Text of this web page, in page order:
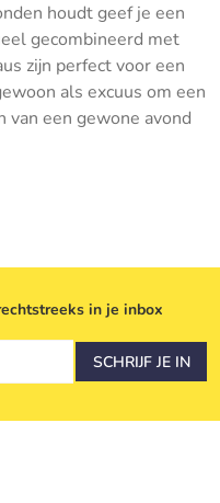
houdt geef je een
gecombineerd met
zijn perfect voor een
als excuus om een
van een gewone avond
in je inbox
SCHRIJF JE IN